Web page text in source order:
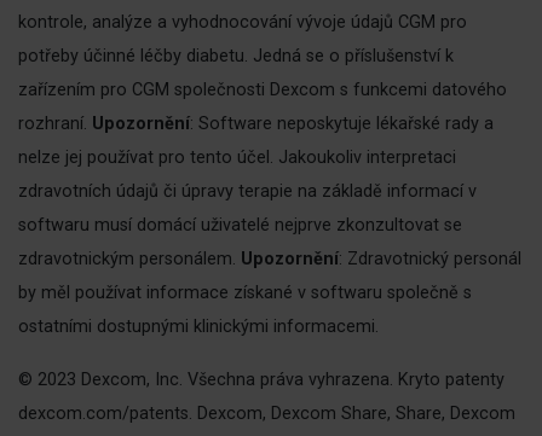
kontrole, analýze a vyhodnocování vývoje údajů CGM pro
potřeby účinné léčby diabetu. Jedná se o příslušenství k
zařízením pro CGM společnosti Dexcom s funkcemi datového
rozhraní. Upozornění: Software neposkytuje lékařské rady a
nelze jej používat pro tento účel. Jakoukoliv interpretaci
zdravotních údajů či úpravy terapie na základě informací v
softwaru musí domácí uživatelé nejprve zkonzultovat se
zdravotnickým personálem. Upozornění: Zdravotnický personál
by měl používat informace získané v softwaru společně s
ostatními dostupnými klinickými informacemi.
© 2023 Dexcom, Inc. Všechna práva vyhrazena. Kryto patenty
dexcom.com/patents. Dexcom, Dexcom Share, Share, Dexcom